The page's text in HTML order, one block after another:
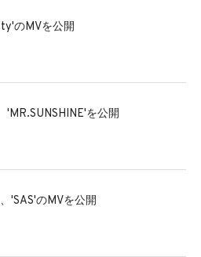
のMVを公開
'MR.SUNSHINE'を公開
'SAS'のMVを公開